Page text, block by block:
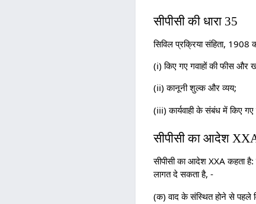
सीपीसी की धारा 35
सिविल प्रक्रिया संहिता, 1908
(i) किए गए गवाहों की फीस और
(ii) कानूनी शुल्क और व्यय;
(iii) कार्यवाही के संबंध में किए
सीपीसी का आदेश
सीपीसी का आदेश XXA कहता है:
लागत दे सकता है, -
(क) वाद के संस्थित होने से पहले